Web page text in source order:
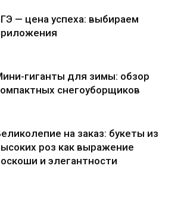
— цена успеха: выбираем
гиганты для зимы: обзор
снегоуборщиков
на заказ: букеты из
роз как выражение
и элегантности